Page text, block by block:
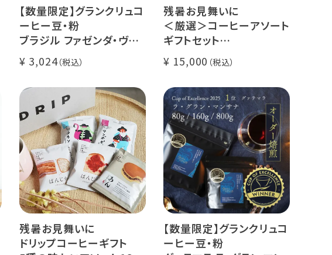
【数量限定】グランクリュコ
ーヒー豆・粉
ブラジル ファゼンダ・ヴァ
レ・ド・クリスタル（100g /
200g / 1kg）
品種：カトゥカイ・アス
精製方法：ナチュラル
焙煎度：浅煎り
COE Brazil Fazenda
Val
3,024
残暑お見舞いに
＜厳選＞コーヒーアソート
ギフトセット
リキッドコーヒー 2本 + ド
リップコーヒー 10種30杯
クラッシュドデカフェゼリ
ー カリビアントレジャーブ
レンド
グランクリュ スペシャルテ
ィ
15,000
残暑お見舞いに
ドリップコーヒーギフト
【数量限定】グランクリュコ
ーヒー豆・粉